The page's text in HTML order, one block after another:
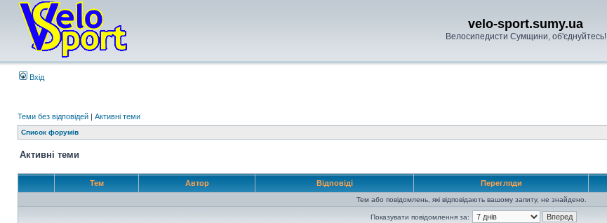
velo-sport.sumy.ua
Велосипедисти Сумщини, об'єднуйтесь!
Вхід
Теми без відповідей | Активні теми
Список форумів
Активні теми
Тем Автор Відповіді Перегляди
Тем або повідомлень, які відповідають вашому запиту, не знайдено.
Показувати повідомлення за: